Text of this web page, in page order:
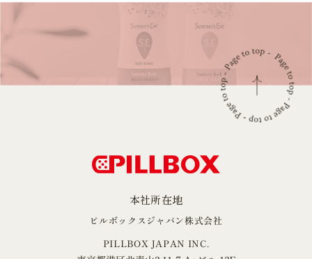
本社所在地
ピルボックスジャパン株式会社
PILLBOX JAPAN INC.